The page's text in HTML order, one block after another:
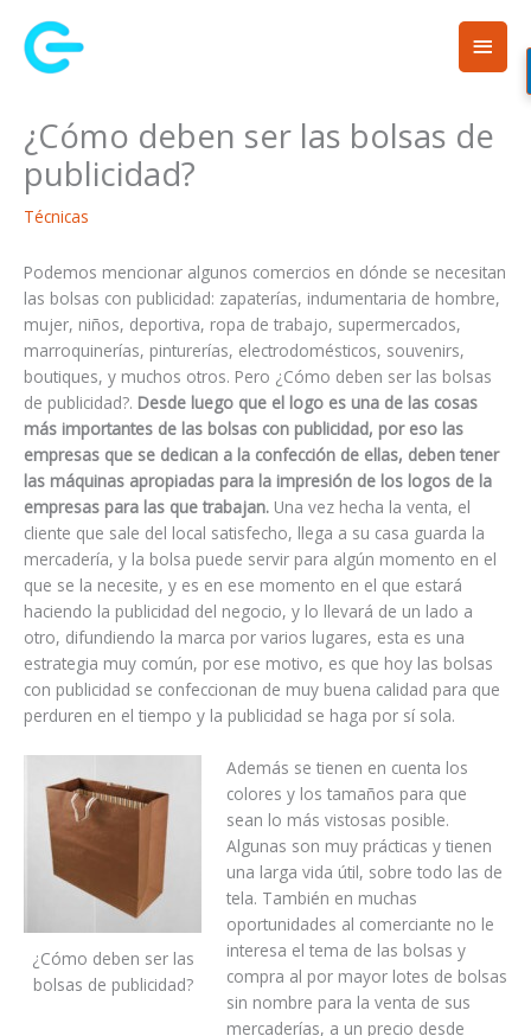
contenido
¿Cómo deben ser las bolsas de
publicidad?
Técnicas
Podemos mencionar algunos comercios en dónde se necesitan
las bolsas con publicidad: zapaterías, indumentaria de hombre,
mujer, niños, deportiva, ropa de trabajo, supermercados,
marroquinerías, pinturerías, electrodomésticos, souvenirs,
boutiques, y muchos otros. Pero ¿Cómo deben ser las bolsas
de publicidad?. Desde luego que el logo es una de las cosas
más importantes de las bolsas con publicidad, por eso las
empresas que se dedican a la confección de ellas, deben tener
las máquinas apropiadas para la impresión de los logos de la
empresas para las que trabajan. Una vez hecha la venta, el
cliente que sale del local satisfecho, llega a su casa guarda la
mercadería, y la bolsa puede servir para algún momento en el
que se la necesite, y es en ese momento en el que estará
haciendo la publicidad del negocio, y lo llevará de un lado a
otro, difundiendo la marca por varios lugares, esta es una
estrategia muy común, por ese motivo, es que hoy las bolsas
con publicidad se confeccionan de muy buena calidad para que
perduren en el tiempo y la publicidad se haga por sí sola.
¿Cómo deben ser las
bolsas de publicidad?
Además se tienen en cuenta los
colores y los tamaños para que
sean lo más vistosas posible.
Algunas son muy prácticas y tienen
una larga vida útil, sobre todo las de
tela. También en muchas
oportunidades al comerciante no le
interesa el tema de las bolsas y
compra al por mayor lotes de bolsas
sin nombre para la venta de sus
mercaderías, a un precio desde